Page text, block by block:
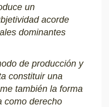
un
acorde
dominantes
de producción y
constituir una
también la forma
como derecho